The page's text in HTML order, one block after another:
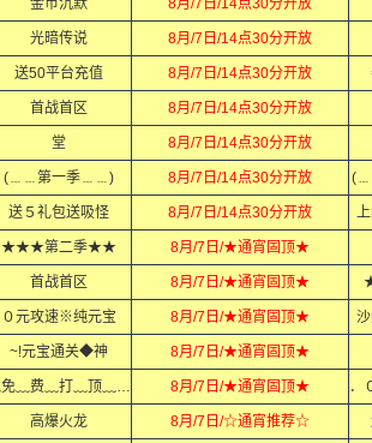
金币沉默 8月/7日/14点30分开放
光暗传说 8月/7日/14点30分开放
送50平台充值 8月/7日/14点30分开放
首战首区 8月/7日/14点30分开放
堂 8月/7日/14点30分开放
(﹍﹍第一季﹍﹍) 8月/7日/14点30分开放
送５礼包送吸怪 8月/7日/14点30分开放
★★★第二季★★ 8月/7日/★通宵固顶★
首战首区 8月/7日/★通宵固顶★
０元攻速※纯元宝 8月/7日/★通宵固顶★
~!元宝通关◆神 8月/7日/★通宵固顶★
﹏免﹏费﹏打﹏顶﹏赞﹏ 8月/7日/★通宵固顶★
高爆火龙 8月/7日/☆通宵推荐☆